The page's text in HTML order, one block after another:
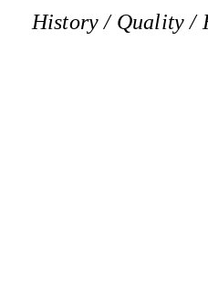
History / Quality /